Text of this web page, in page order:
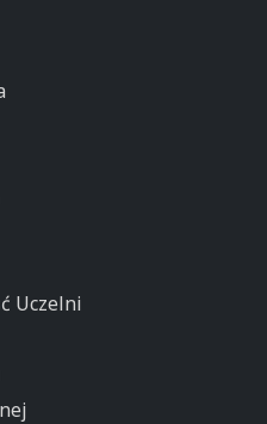
Uczelni